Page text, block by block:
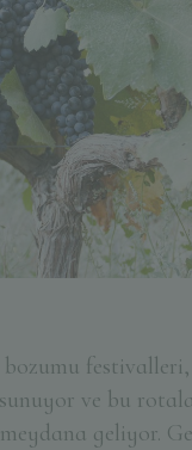
ve bu
geliyor.